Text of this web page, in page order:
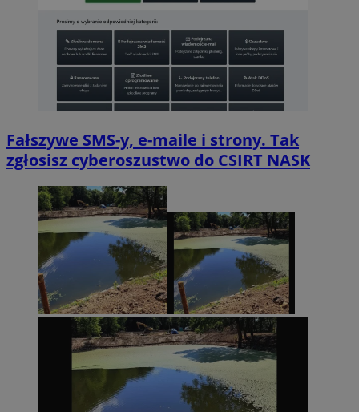
Fałszywe SMS-y, e-maile i strony. Tak
zgłosisz cyberoszustwo do CSIRT NASK